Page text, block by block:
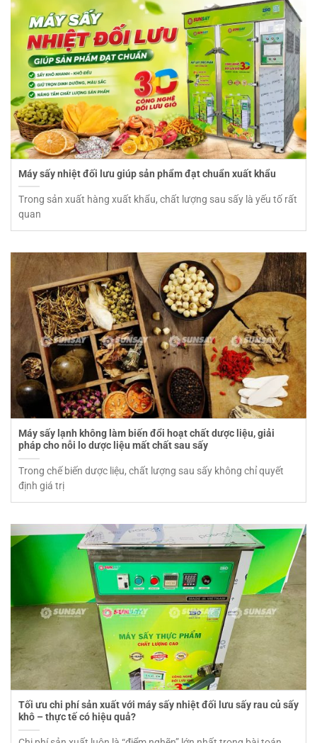
Máy sấy nhiệt đối lưu giúp sản phẩm đạt chuẩn xuất khẩu
Trong sản xuất hàng xuất khẩu, chất lượng sau sấy là yếu tố rất
quan
Máy sấy lạnh không làm biến đổi hoạt chất dược liệu, giải
pháp cho nỗi lo dược liệu mất chất sau sấy
Trong chế biến dược liệu, chất lượng sau sấy không chỉ quyết
định giá trị
Tối ưu chi phí sản xuất với máy sấy nhiệt đối lưu sấy rau củ sấy
khô – thực tế có hiệu quả?